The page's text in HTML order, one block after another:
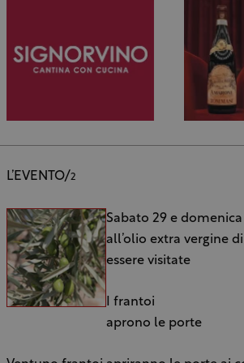
L’EVENTO/2
Sabato 29 e
all’olio extra vergine
essere visitate
I frantoi
aprono le porte